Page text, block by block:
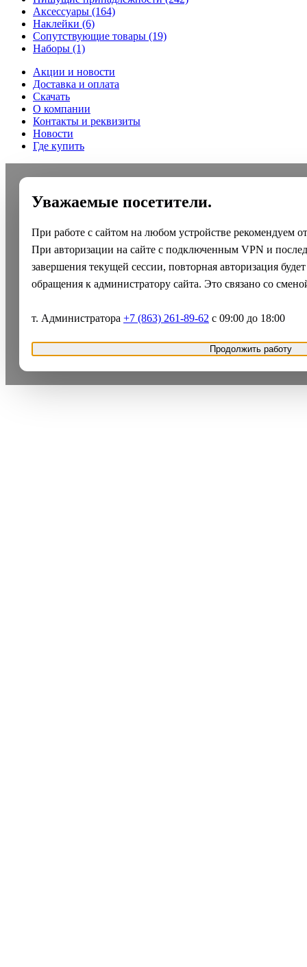
Аксессуары (164)
Наклейки (6)
Сопутствующие товары (19)
Наборы (1)
Акции и новости
Доставка и оплата
Скачать
О компании
Контакты и реквизиты
Новости
Где купить
Уважаемые посетители.
При работе с сайтом на любом устройстве рекомендуем
При авторизации на сайте с подключенным VPN и
завершения текущей сессии, повторная авторизация
обращения к администратору сайта. Это связано со
т. Администратора +7 (863) 261-89-62 с 09:00 до 18:00
Продолжить работу